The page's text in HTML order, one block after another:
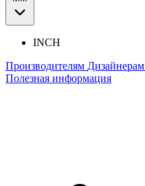
INCH
Производителям Дизайнерам
Полезная информация